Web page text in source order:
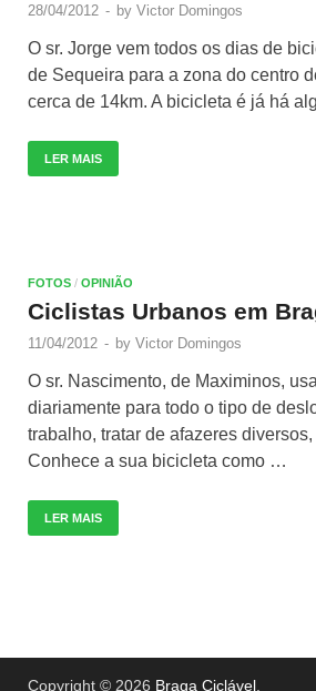
28/04/2012 - by Victor Domingos
O sr. Jorge vem todos os dias de
de Sequeira para a zona do centro
cerca de 14km. A bicicleta é já há
LER MAIS
FOTOS / OPINIÃO
Ciclistas Urbanos em
11/04/2012 - by Victor Domingos
O sr. Nascimento, de Maximinos,
diariamente para todo o tipo de
trabalho, tratar de afazeres diversos,
Conhece a sua bicicleta como …
LER MAIS
Copyright © 2026 Braga Ciclável